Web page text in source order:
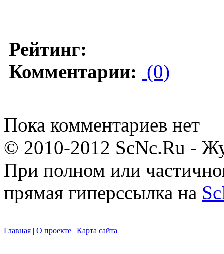
Рейтинг:
Комментарии: (0)
Пока комментариев нет
© 2010-2012 ScNc.Ru -
При полном или
прямая гиперссылка на
Главная | О проекте | Карта сайта